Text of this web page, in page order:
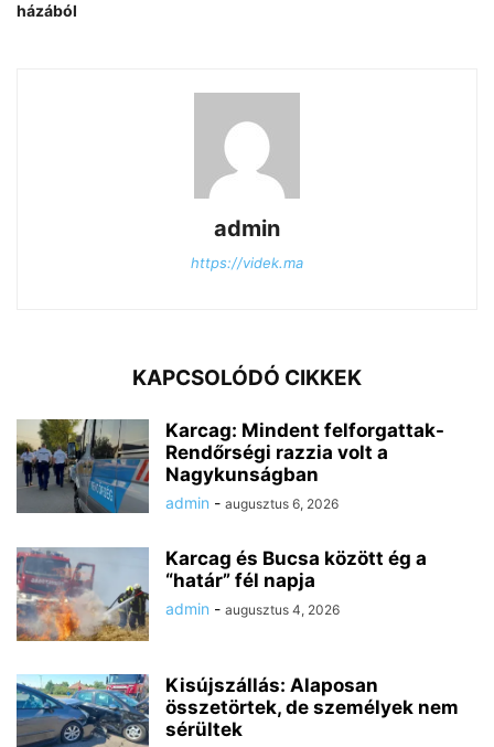
házából
admin
https://videk.ma
KAPCSOLÓDÓ CIKKEK
Karcag: Mindent felforgattak-
Rendőrségi razzia volt a
Nagykunságban
admin - augusztus 6, 2026
Karcag és Bucsa között ég a
“határ” fél napja
admin - augusztus 4, 2026
Kisújszállás: Alaposan
összetörtek, de személyek nem
sérültek